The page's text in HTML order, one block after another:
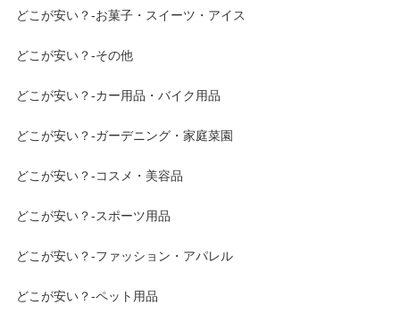
どこが安い？-お菓子・スイーツ・アイス
どこが安い？-その他
どこが安い？-カー用品・バイク用品
どこが安い？-ガーデニング・家庭菜園
どこが安い？-コスメ・美容品
どこが安い？-スポーツ用品
どこが安い？-ファッション・アパレル
どこが安い？-ペット用品